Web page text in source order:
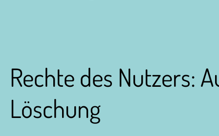
Rechte des Nutzers:
Löschung